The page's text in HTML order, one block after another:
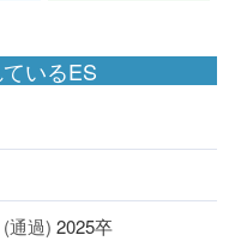
いるES
通過) 2025卒